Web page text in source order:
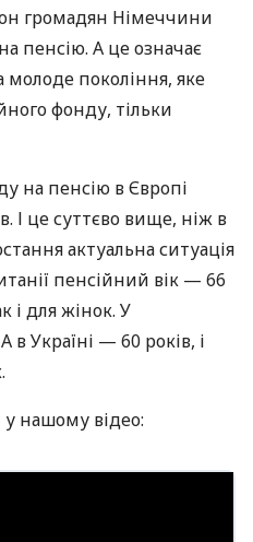
громадян Німеччини
пенсію. А це означає
покоління, яке
фонду, тільки
на пенсію в Європі
І це суттєво вище, ніж в
актуальна ситуація
пенсійний вік — 66
і для жінок. У
Україні — 60 років, і
у нашому відео: